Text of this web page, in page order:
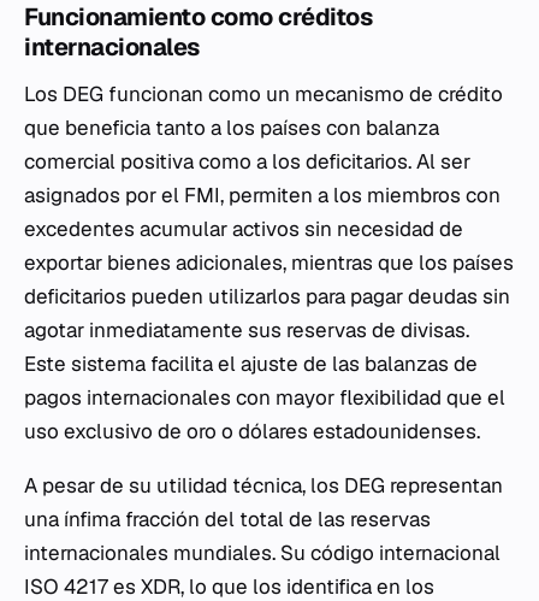
Funcionamiento como créditos
internacionales
Los DEG funcionan como un mecanismo de crédito
que beneficia tanto a los países con balanza
comercial positiva como a los deficitarios. Al ser
asignados por el FMI, permiten a los miembros con
excedentes acumular activos sin necesidad de
exportar bienes adicionales, mientras que los países
deficitarios pueden utilizarlos para pagar deudas sin
agotar inmediatamente sus reservas de divisas.
Este sistema facilita el ajuste de las balanzas de
pagos internacionales con mayor flexibilidad que el
uso exclusivo de oro o dólares estadounidenses.
A pesar de su utilidad técnica, los DEG representan
una ínfima fracción del total de las reservas
internacionales mundiales. Su código internacional
ISO 4217 es XDR, lo que los identifica en los